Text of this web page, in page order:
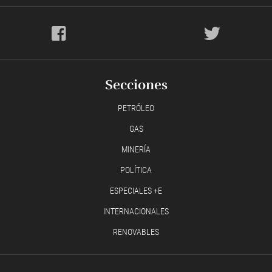
Secciones
PETRÓLEO
GAS
MINERÍA
POLÍTICA
ESPECIALES +E
INTERNACIONALES
RENOVABLES